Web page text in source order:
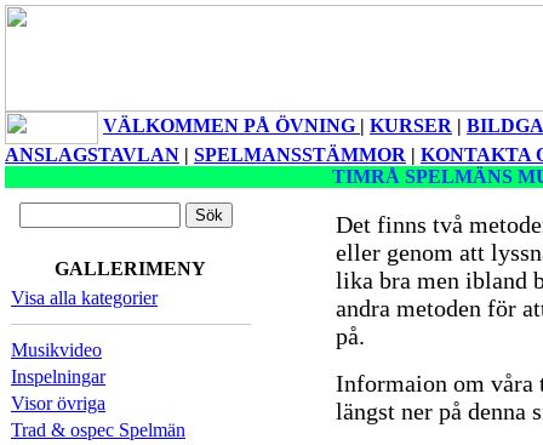
VÄLKOMMEN PÅ ÖVNING | KURSER |
ANSLAGSTAVLAN | SPELMANSSTÄMMOR | KONTAKTA
TIMRÅ SPELMÄNS
GALLERIMENY
Visa alla kategorier
Musikvideo
Inspelningar
Visor övriga
Trad & ospec Spelmän
Det finns två
eller genom att
lika bra men ibland
andra metoden för
på.
Informaion om våra
längst ner på denna